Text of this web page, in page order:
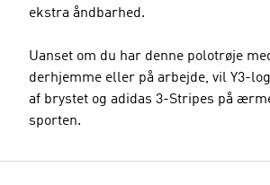
ekstra åndbarhed.
Uanset om du har denne polotrøje
derhjemme eller på arbejde, vil Y3-
af brystet og adidas 3-Stripes på
sporten.